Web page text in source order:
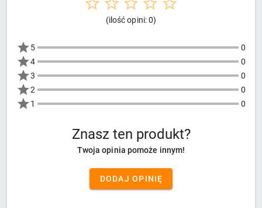
(ilość opini: 0)
5
0
4
0
3
0
2
0
1
0
Znasz ten produkt?
Twoja opinia pomoże innym!
DODAJ OPINIĘ